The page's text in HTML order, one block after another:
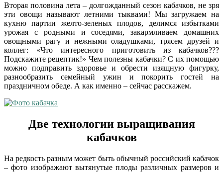
Вторая половина лета – долгожданный сезон кабачков, не зря
эти овощи называют летними тыквами! Мы загружаем на
кухню партии желто-зеленых плодов, делимся избытками
урожая с родными и соседями, закармливаем домашних
овощными рагу и нежными оладушками, трясем друзей и
коллег: «Что интересного приготовить из кабачков???
Подскажите рецептик!» Чем полезны кабачки? С их помощью
можно подправить здоровье и обрести изящную фигурку,
разнообразить семейный ужин и покорить гостей на
праздничном обеде. А как именно – сейчас расскажем.
Две технологии выращивания
кабачков
На редкость разным может быть обычный российский кабачок
– фото изображают вытянутые плоды различных размеров и